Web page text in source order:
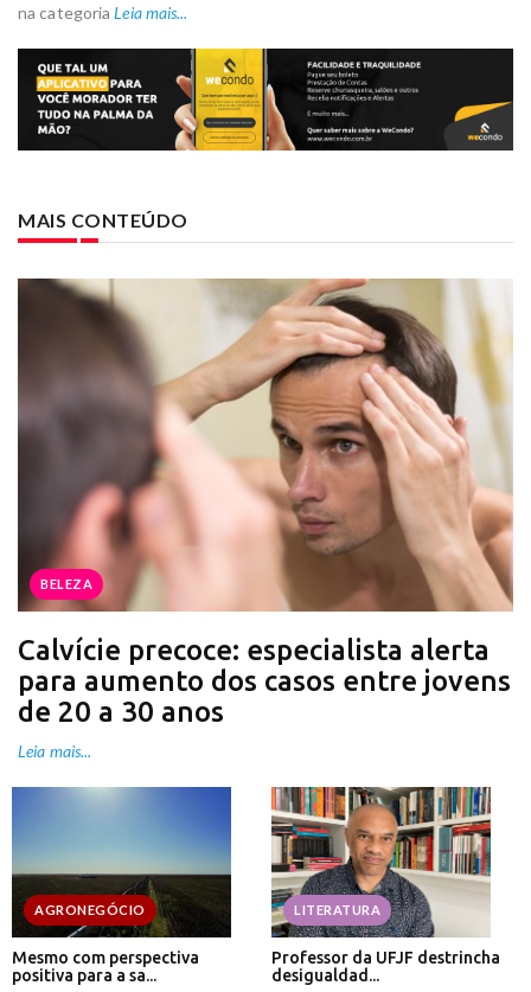
na categoriaLeia mais...
MAIS CONTEÚDO
BELEZA
Calvície precoce: especialista alerta
para aumento dos casos entre jovens
de 20 a 30 anos
Leia mais...
AGRONEGÓCIO
Mesmo com perspectiva
positiva para a sa...
LITERATURA
Professor da UFJF destrincha
desigualdad...